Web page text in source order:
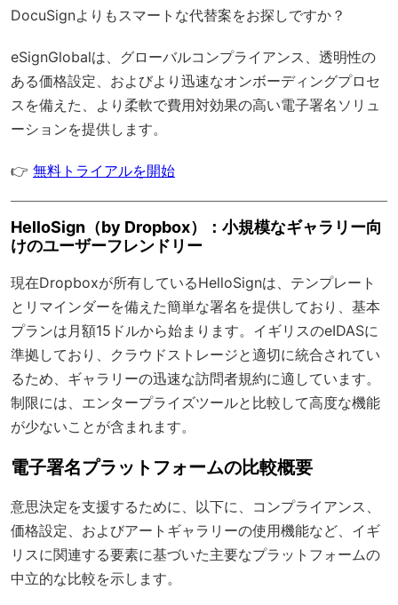
DocuSignよりもスマートな代替案をお探しですか？
eSignGlobalは、 グローバルコンプライアンス 、透明性の
ある価格設定、およびより迅速なオンボーディングプロセ
スを備えた、より柔軟で費用対効果の高い電子署名ソリュ
ーションを提供します。
👉 無料トライアルを開始
HelloSign（by Dropbox）：小規模なギャラリー向
けのユーザーフレンドリー
現在Dropboxが所有しているHelloSignは、テンプレート
とリマインダーを備えた簡単な署名を提供しており、基本
プランは月額15ドルから始まります。イギリスのeIDASに
準拠しており、クラウドストレージと適切に統合されてい
るため、ギャラリーの迅速な訪問者規約に適しています。
制限には、エンタープライズツールと比較して高度な機能
が少ないことが含まれます。
電子署名プラットフォームの比較概要
意思決定を支援するために、以下に、コンプライアンス、
価格設定、およびアートギャラリーの使用機能など、イギ
リスに関連する要素に基づいた主要なプラットフォームの
中立的な比較を示します。